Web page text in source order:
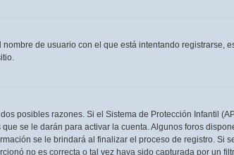
de usuario con el que está intentando registrarse,
posibles razones. Si el Sistema de Protección Infantil
se le darán para activar la cuenta. Algunos foros
se le brindará al finalizar el proceso de registro. Si
no es correcta o tal vez haya sido capturada por un